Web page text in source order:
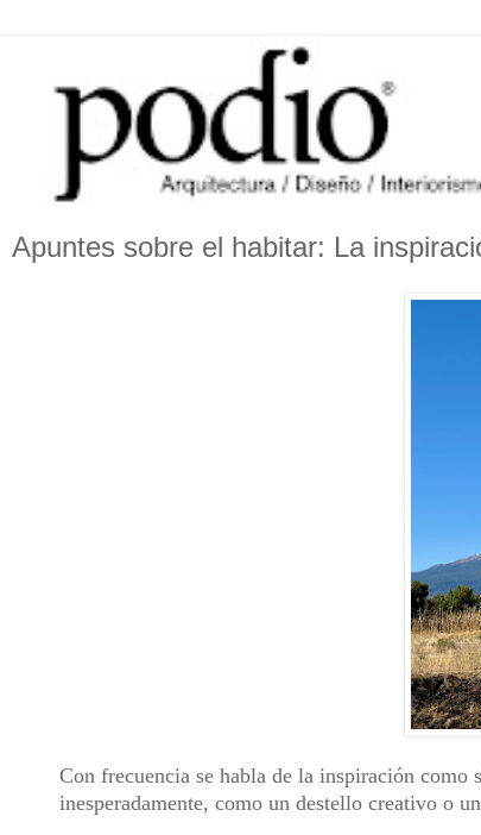
Apuntes sobre el habitar: La
Con frecuencia se habla de la inspiración como
inesperadamente, como un destello creativo o